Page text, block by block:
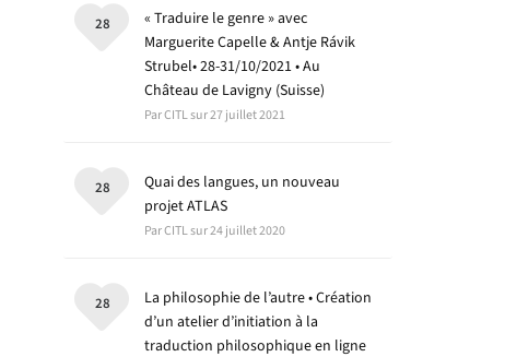
« Traduire le genre » avec
Marguerite Capelle & Antje Rávik
Strubel• 28-31/10/2021 • Au
Château de Lavigny (Suisse)
Par CITL sur 27 juillet 2021
28
Quai des langues, un nouveau
projet ATLAS
Par CITL sur 24 juillet 2020
28
La philosophie de l’autre • Création
d’un atelier d’initiation à la
traduction philosophique en ligne
28